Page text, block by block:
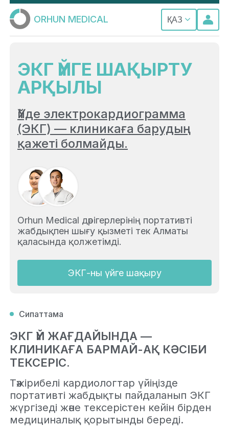
ORHUN MEDICAL ҚАЗ
ЭКГ ҮЙГЕ ШАҚЫРТУ
АРҚЫЛЫ
Үйде электрокардиограмма
(ЭКГ) — клиникаға барудың
қажеті болмайды.
Orhun Medical дәрігерлерінің портативті
жабдықпен шығу қызметі тек Алматы
қаласында қолжетімді.
ЭКГ-ны үйге шақыру
Сипаттама
ЭКГ ҮЙ ЖАҒДАЙЫНДА —
КЛИНИКАҒА БАРМАЙ-АҚ КӘСІБИ
ТЕКСЕРІС.
Тәжірибелі кардиологтар үйіңізде
портативті жабдықты пайдаланып ЭКГ
жүргізеді және тексерістен кейін бірден
медициналық қорытынды береді.